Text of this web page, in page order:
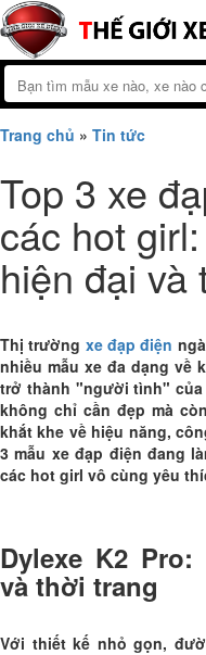
Trang chủ » Tin tức
Top 3 xe
các hot
hiện đại và
Thị trường xe đạp điện
nhiều mẫu xe đa dạng về
trở thành "người tình" của
không chỉ cần đẹp mà
khắt khe về hiệu năng,
3 mẫu xe đạp điện đang
các hot girl vô cùng yêu
Dylexe K2
và thời trang
Với thiết kế nhỏ gọn,